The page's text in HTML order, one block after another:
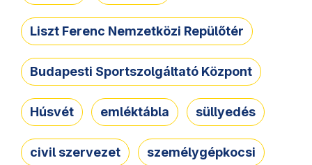
Liszt Ferenc Nemzetközi Repülőtér
Budapesti Sportszolgáltató Központ
Húsvét emléktábla süllyedés
civil szervezet személygépkocsi